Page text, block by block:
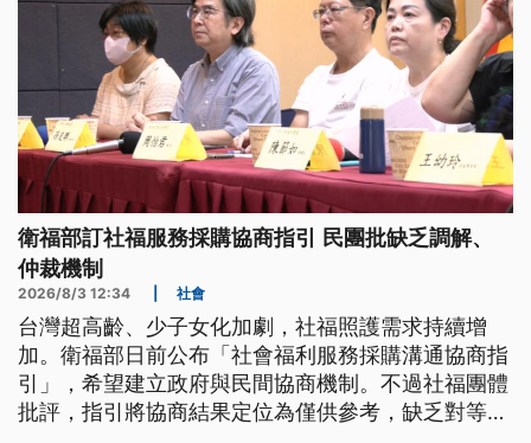
衛福部訂社福服務採購協商指引 民團批缺乏調解、
仲裁機制
2026/8/3 12:34 社會
台灣超高齡、少子女化加劇，社福照護需求持續增
加。衛福部日前公布「社會福利服務採購溝通協商指
引」，希望建立政府與民間協商機制。不過社福團體
批評，指引將協商結果定位為僅供參考，缺乏對等協